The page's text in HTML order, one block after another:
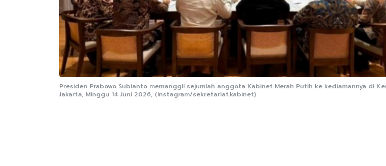
Presiden Prabowo Subianto memanggil sejumlah anggota Kabinet Merah Putih ke kediamannya di
Jakarta, Minggu 14 Juni 2026, (Instagram/sekretariat.kabinet)